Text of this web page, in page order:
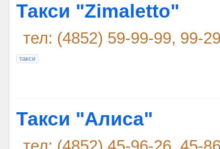
Такси "Zimaletto"
тел: (4852) 59-99-99, 99-
такси
Такси "Алиса"